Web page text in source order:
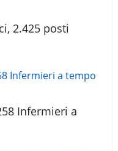
2.425 posti
Infermieri a